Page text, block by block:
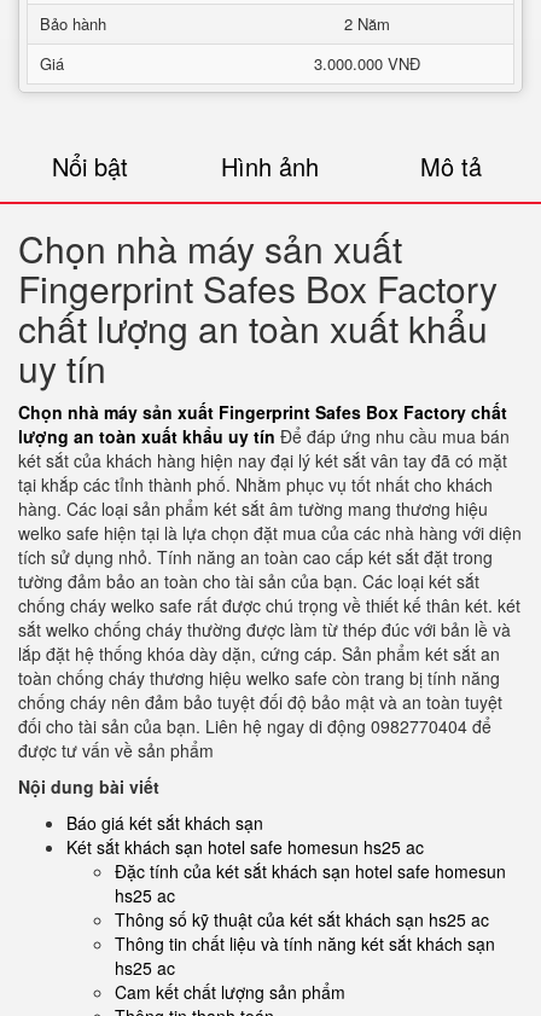
Bảo hành
2 Năm
Giá
3.000.000 VNĐ
Nổi bật Hình ảnh Mô tả
Chọn nhà máy sản xuất
Fingerprint Safes Box Factory
chất lượng an toàn xuất khẩu
uy tín
Chọn nhà máy sản xuất Fingerprint Safes Box Factory chất
lượng an toàn xuất khẩu uy tín Để đáp ứng nhu cầu mua bán
két sắt của khách hàng hiện nay đại lý két sắt vân tay đã có mặt
tại khắp các tỉnh thành phố. Nhằm phục vụ tốt nhất cho khách
hàng. Các loại sản phẩm két sắt âm tường mang thương hiệu
welko safe hiện tại là lựa chọn đặt mua của các nhà hàng với diện
tích sử dụng nhỏ. Tính năng an toàn cao cấp két sắt đặt trong
tường đảm bảo an toàn cho tài sản của bạn. Các loại két sắt
chống cháy welko safe rất được chú trọng về thiết kế thân két. két
sắt welko chống cháy thường được làm từ thép đúc với bản lề và
lắp đặt hệ thống khóa dày dặn, cứng cáp. Sản phẩm két sắt an
toàn chống cháy thương hiệu welko safe còn trang bị tính năng
chống cháy nên đảm bảo tuyệt đối độ bảo mật và an toàn tuyệt
đối cho tài sản của bạn. Liên hệ ngay di động 0982770404 để
được tư vấn về sản phẩm
Nội dung bài viết
Báo giá két sắt khách sạn
Két sắt khách sạn hotel safe homesun hs25 ac
Đặc tính của két sắt khách sạn hotel safe homesun
hs25 ac
Thông số kỹ thuật của két sắt khách sạn hs25 ac
Thông tin chất liệu và tính năng két sắt khách sạn
hs25 ac
Cam kết chất lượng sản phẩm